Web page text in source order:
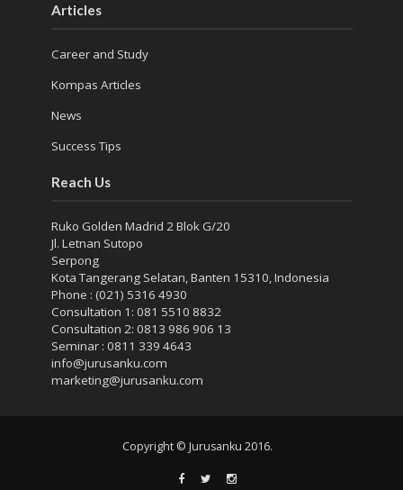
Articles
Career and Study
Kompas Articles
News
Success Tips
Reach Us
Ruko Golden Madrid 2 Blok G/20
Jl. Letnan Sutopo
Serpong
Kota Tangerang Selatan, Banten 15310, Indonesia
Phone : (021) 5316 4930
Consultation 1: 081 5510 8832
Consultation 2: 0813 986 906 13
Seminar : 0811 339 4643
info@jurusanku.com
marketing@jurusanku.com
Copyright © Jurusanku 2016.